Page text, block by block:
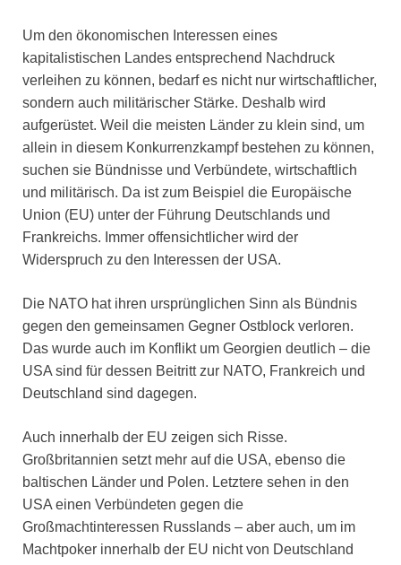
Um den ökonomischen Interessen eines
kapitalistischen Landes entsprechend Nachdruck
verleihen zu können, bedarf es nicht nur wirtschaftlicher,
sondern auch militärischer Stärke. Deshalb wird
aufgerüstet. Weil die meisten Länder zu klein sind, um
allein in diesem Konkurrenzkampf bestehen zu können,
suchen sie Bündnisse und Verbündete, wirtschaftlich
und militärisch. Da ist zum Beispiel die Europäische
Union (EU) unter der Führung Deutschlands und
Frankreichs. Immer offensichtlicher wird der
Widerspruch zu den Interessen der USA.
Die NATO hat ihren ursprünglichen Sinn als Bündnis
gegen den gemeinsamen Gegner Ostblock verloren.
Das wurde auch im Konflikt um Georgien deutlich – die
USA sind für dessen Beitritt zur NATO, Frankreich und
Deutschland sind dagegen.
Auch innerhalb der EU zeigen sich Risse.
Großbritannien setzt mehr auf die USA, ebenso die
baltischen Länder und Polen. Letztere sehen in den
USA einen Verbündeten gegen die
Großmachtinteressen Russlands – aber auch, um im
Machtpoker innerhalb der EU nicht von Deutschland